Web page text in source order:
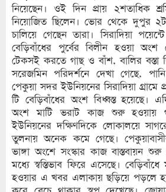
নিয়েছেন। ওই দিন প্রায় ২শতাধিক
নিয়োজিত ছিলেন। ভোর থেকে দুপুর
চালিয়ে গেছেন তারা। সিরাদিয়া
বেড়িবাঁধের পুর্বের বিলীন হওয়া
টেকসই করতে গাছ ও বাঁশ, বালির বস্তা
সরেজমিন পরিদর্শনে দেখা গেছে, পানি
পেকুয়া সদর ইউনিয়নের সিরাদিয়া গ্রামে
টি বেড়িবাঁধের অংশ বিধ্বস্ত হয়েছে।
অংশ মাটি ভরাট কাজ শুরু হওয়ায়
ইউনিয়নের দক্ষিণদিকে লোকালয়ে
তুলনায় অনেক কমে গেছে।
ভাঙ্গা অংশে সংস্কার কাজ বাস্তবায়ন
মধ্যে স্বস্তিভাব ফিরে এসেছে।
হওয়ার এ খবর এলাকায় ছড়িয়ে পড়লে